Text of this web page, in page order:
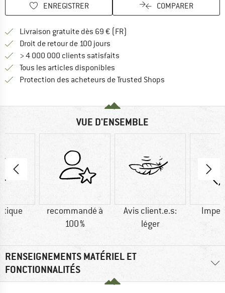
ENREGISTRER COMPARER
Livraison gratuite dès 69 € (FR)
Droit de retour de 100 jours
> 4 000 000 clients satisfaits
Tous les articles disponibles
Protection des acheteurs de Trusted Shops
VUE D'ENSEMBLE
recommandé à
100 %
Avis client.e.s:
léger
RENSEIGNEMENTS MATÉRIEL ET
FONCTIONNALITÉS